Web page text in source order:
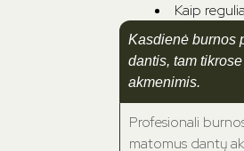
Kaip
Kasdienė burnos
dantis, tam
akmenimis.
Profesionali
matomus dantų